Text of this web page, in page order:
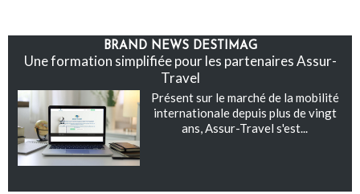
BRAND NEWS DESTIMAG
Une formation simplifiée pour les partenaires Assur-
Travel
Présent sur le marché de la mobilité
internationale depuis plus de vingt
ans, Assur-Travel s'est...